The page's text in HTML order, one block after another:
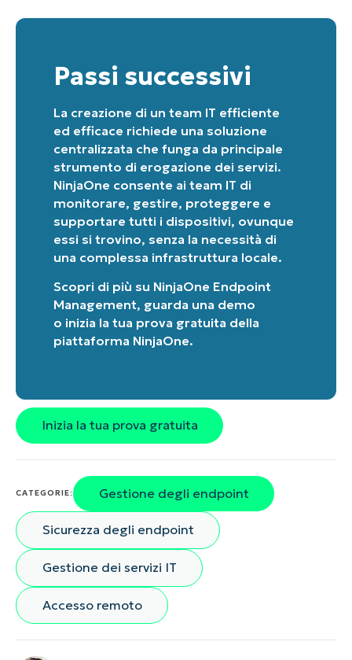
Passi successivi
La creazione di un team IT efficiente
ed efficace richiede una soluzione
centralizzata che funga da principale
strumento di erogazione dei servizi.
NinjaOne consente ai team IT di
monitorare, gestire, proteggere e
supportare tutti i dispositivi, ovunque
essi si trovino, senza la necessità di
una complessa infrastruttura locale.
Scopri di più su NinjaOne Endpoint
Management, guarda una demo
o inizia la tua prova gratuita della
piattaforma NinjaOne.
Inizia la tua prova gratuita
CATEGORIE: Gestione degli endpoint
Sicurezza degli endpoint
Gestione dei servizi IT
Accesso remoto